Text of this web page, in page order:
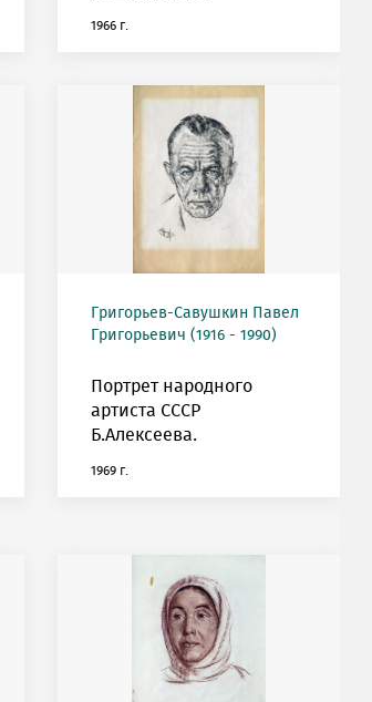
1966 г.
Григорьев-Савушкин Павел
Григорьевич (1916 - 1990)
Портрет народного
артиста СССР
Б.Алексеева.
1969 г.